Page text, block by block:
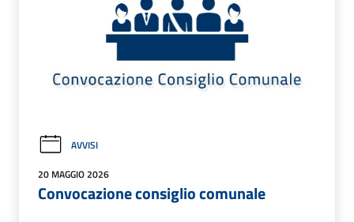
AVVISI
20 MAGGIO 2026
Convocazione consiglio comunale